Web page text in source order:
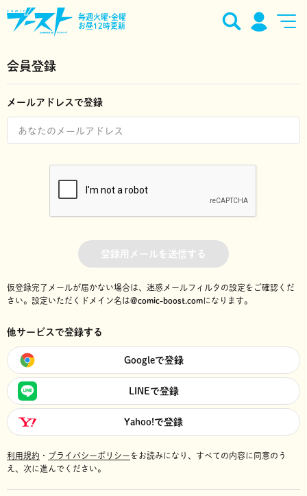
毎週火曜•金曜
お昼12時更新
会員登録
メールアドレスで登録
登録用メールを送信する
仮登録完了メールが届かない場合は、迷惑メールフィルタの設定をご確認くだ
さい。 設定いただくドメイン名は@comic-boost.comになります。
他サービスで登録する
Googleで登録
LINEで登録
Yahoo!で登録
利用規約 ・ プライバシーポリシーをお読みになり、 すべての内容に同意のう
え、次に進んでください。